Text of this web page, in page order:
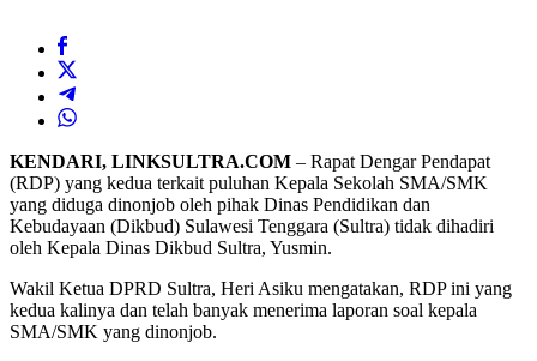
KENDARI, LINKSULTRA.COM – Rapat Dengar Pendapat
(RDP) yang kedua terkait puluhan Kepala Sekolah SMA/SMK
yang diduga dinonjob oleh pihak Dinas Pendidikan dan
Kebudayaan (Dikbud) Sulawesi Tenggara (Sultra) tidak dihadiri
oleh Kepala Dinas Dikbud Sultra, Yusmin.
Wakil Ketua DPRD Sultra, Heri Asiku mengatakan, RDP ini yang
kedua kalinya dan telah banyak menerima laporan soal kepala
SMA/SMK yang dinonjob.